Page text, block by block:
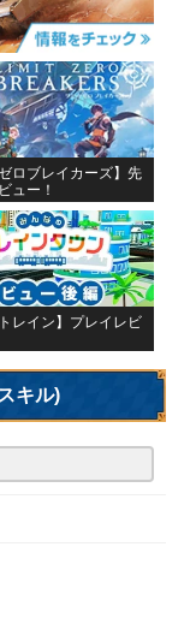
ロブレイカーズ】先
ュー！
レイン】プレイレビ
キル)